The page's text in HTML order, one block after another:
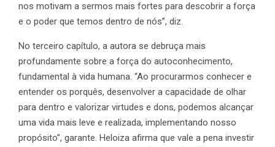
nos motivam a sermos mais fortes para descobrir a força
e o poder que temos dentro de nós”, diz.
No terceiro capítulo, a autora se debruça mais
profundamente sobre a força do autoconhecimento,
fundamental à vida humana. “Ao procurarmos conhecer e
entender os porquês, desenvolver a capacidade de olhar
para dentro e valorizar virtudes e dons, podemos alcançar
uma vida mais leve e realizada, implementando nosso
propósito”, garante. Heloiza afirma que vale a pena investir